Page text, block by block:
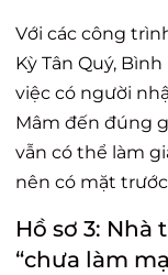
Với các công
Kỳ Tân Quý,
việc có người
Mâm đến đúng
vẫn có thể làm
nên có mặt
Hồ sơ 3:
“chưa làm